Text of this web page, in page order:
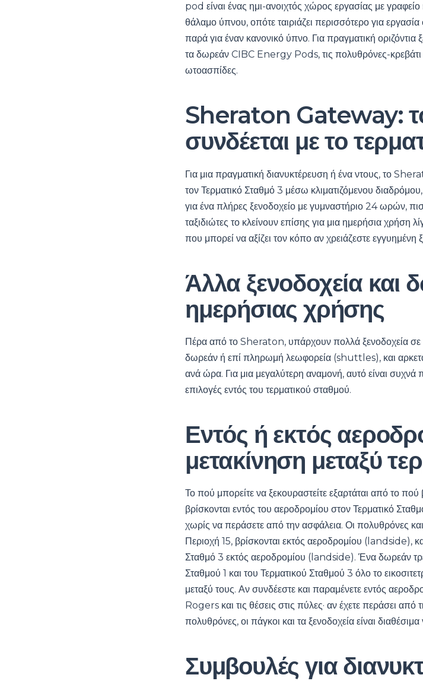
pod είναι ένας ημι-ανοιχτός χώρος εργασίας με
θάλαμο ύπνου, οπότε ταιριάζει περισσότερο για
παρά για έναν κανονικό ύπνο. Για πραγματική
τα δωρεάν CIBC Energy Pods, τις πολυθρόνες-κρεβάτι
ωτοασπίδες.
Sheraton Gateway:
συνδέεται με το
Για μια πραγματική διανυκτέρευση ή ένα ντους, το
τον Τερματικό Σταθμό 3 μέσω κλιματιζόμενου διαδρόμου,
για ένα πλήρες ξενοδοχείο με γυμναστήριο 24 ωρών,
ταξιδιώτες το κλείνουν επίσης για μια ημερήσια
που μπορεί να αξίζει τον κόπο αν χρειάζεστε εγγυημένη
Άλλα ξενοδοχεία και
ημερήσιας χρήσης
Πέρα από το Sheraton, υπάρχουν πολλά ξενοδοχεία
δωρεάν ή επί πληρωμή λεωφορεία (shuttles), και
ανά ώρα. Για μια μεγαλύτερη αναμονή, αυτό είναι συχνά
επιλογές εντός του τερματικού σταθμού.
Εντός ή εκτός
μετακίνηση μεταξύ
Το πού μπορείτε να ξεκουραστείτε εξαρτάται από το
βρίσκονται εντός του αεροδρομίου στον Τερματικό
χωρίς να περάσετε από την ασφάλεια. Οι πολυθρόνες
Περιοχή 15, βρίσκονται εκτός αεροδρομίου (landside),
Σταθμό 3 εκτός αεροδρομίου (landside). Ένα δωρεάν
Σταθμού 1 και του Τερματικού Σταθμού 3 όλο το
μεταξύ τους. Αν συνδέεστε και παραμένετε εντός
Rogers και τις θέσεις στις πύλες· αν έχετε περάσει
πολυθρόνες, οι πάγκοι και τα ξενοδοχεία είναι διαθέσιμα
Συμβουλές για